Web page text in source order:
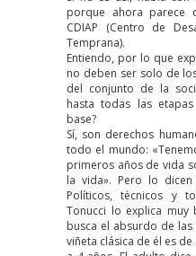
porque ahora parece
CDIAP (Centro de
Temprana).
Entiendo, por lo que
no deben ser solo de
del conjunto de la
hasta todas las
base?
Sí, son derechos
todo el mundo:
primeros años de vida
la vida». Pero lo
Políticos, técnicos y
Tonucci lo explica
busca el absurdo de
viñeta clásica de él es